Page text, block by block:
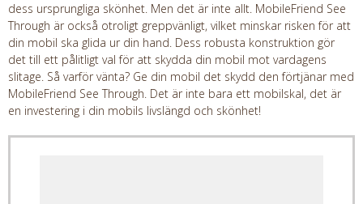
dess ursprungliga skönhet. Men det är inte allt. MobileFriend See
Through är också otroligt greppvänligt, vilket minskar risken för att
din mobil ska glida ur din hand. Dess robusta konstruktion gör
det till ett pålitligt val för att skydda din mobil mot vardagens
slitage. Så varför vänta? Ge din mobil det skydd den förtjänar med
MobileFriend See Through. Det är inte bara ett mobilskal, det är
en investering i din mobils livslängd och skönhet!